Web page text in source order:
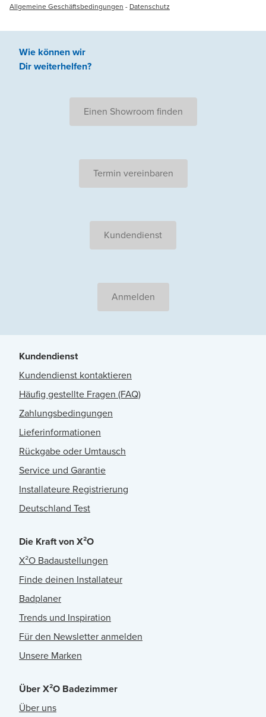
Allgemeine Geschäftsbedingungen - Datenschutz
Wie können wir
Dir weiterhelfen?
Einen Showroom finden
Termin vereinbaren
Kundendienst
Anmelden
Kundendienst
Kundendienst kontaktieren
Häufig gestellte Fragen (FAQ)
Zahlungsbedingungen
Lieferinformationen
Rückgabe oder Umtausch
Service und Garantie
Installateure Registrierung
Deutschland Test
Die Kraft von X²O
X²O Badaustellungen
Finde deinen Installateur
Badplaner
Trends und Inspiration
Für den Newsletter anmelden
Unsere Marken
Über X²O Badezimmer
Über uns